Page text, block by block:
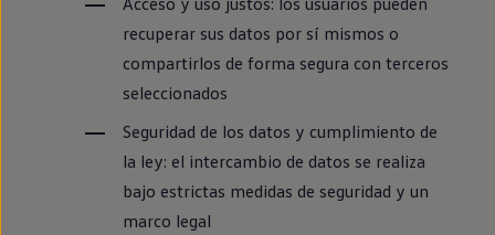
Todo sobre tu Volkswagen
Información sobre Diésel XTL
Suscripción de mantenimiento Long Drive
Modelos anteriores
Beetle
Scirocco
Jetta
Sharan
Golf
Polo
Passat
Tiguan
recuperar sus datos por sí mismos o
compartirlos de forma segura con terceros
seleccionados
Seguridad de los datos y cumplimiento de
la ley: el intercambio de datos se realiza
bajo estrictas medidas de seguridad y un
marco legal